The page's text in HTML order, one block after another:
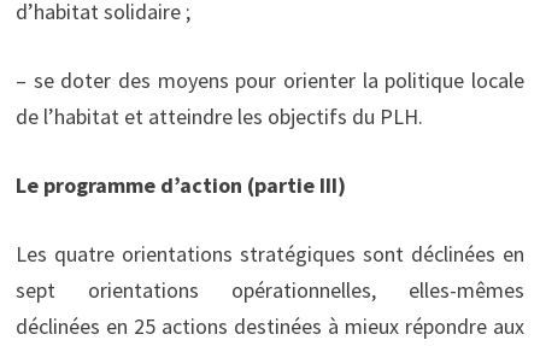
d’habitat solidaire ;
– se doter des moyens pour orienter la politique locale
de l’habitat et atteindre les objectifs du PLH.
Le programme d’action (partie III)
Les quatre orientations stratégiques sont déclinées en
sept orientations opérationnelles, elles-mêmes
déclinées en 25 actions destinées à mieux répondre aux